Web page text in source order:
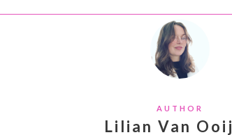
AUTHOR
Lilian Van